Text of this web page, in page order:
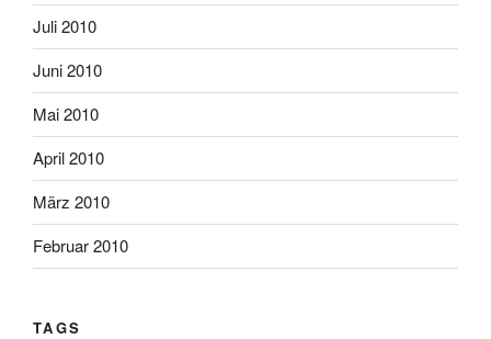
Juli 2010
Juni 2010
Mai 2010
April 2010
März 2010
Februar 2010
TAGS